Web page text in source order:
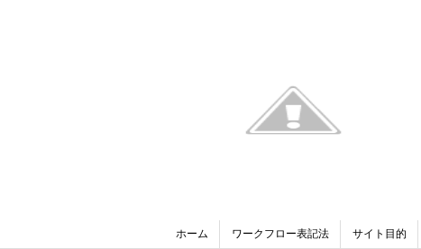
ホーム ワークフロー表記法 サイト目的